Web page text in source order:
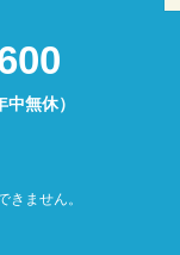
無休）
ません。